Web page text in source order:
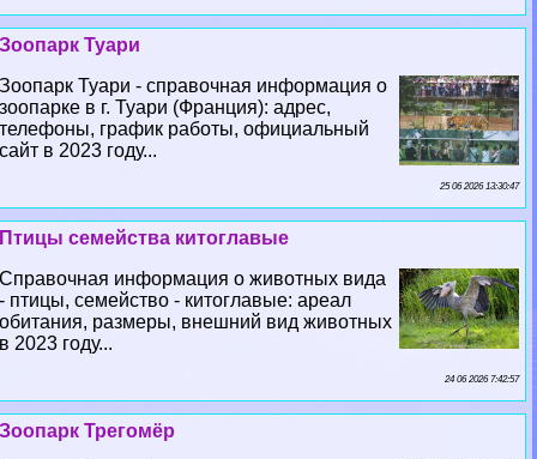
Зоопарк Туари
Зоопарк Туари - справочная информация о
зоопарке в г. Туари (Франция): адрес,
телефоны, график работы, официальный
сайт в 2023 году...
25 06 2026 13:30:47
Птицы семейства китоглавые
Справочная информация о животных вида
- птицы, семейство - китоглавые: ареал
обитания, размеры, внешний вид животных
в 2023 году...
24 06 2026 7:42:57
Зоопарк Трегомёр